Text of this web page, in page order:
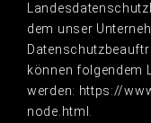
dem unser
können folgendem
werden: https://
node.html.